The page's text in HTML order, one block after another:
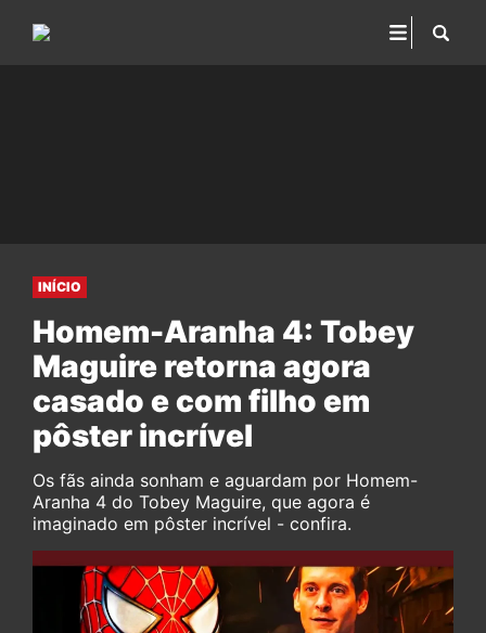
INÍCIO
Homem-Aranha 4: Tobey
Maguire retorna agora
casado e com filho em
pôster incrível
Os fãs ainda sonham e aguardam por Homem-
Aranha 4 do Tobey Maguire, que agora é
imaginado em pôster incrível - confira.